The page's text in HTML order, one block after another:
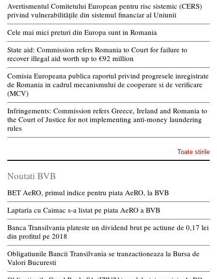
Avertismentul Comitetului European pentru risc sistemic (CERS)
privind vulnerabilitățile din sistemul financiar al Uniunii
Cele mai mici preturi din Europa sunt in Romania
State aid: Commission refers Romania to Court for failure to
recover illegal aid worth up to €92 million
Comisia Europeana publica raportul privind progresele inregistrate
de Romania in cadrul mecanismului de cooperare si de verificare
(MCV)
Infringements: Commission refers Greece, Ireland and Romania to
the Court of Justice for not implementing anti-money laundering
rules
Toate stirile
Noutati BVB
BET AeRO, primul indice pentru piata AeRO, la BVB
Laptaria cu Caimac s-a listat pe piata AeRO a BVB
Banca Transilvania plateste un dividend brut pe actiune de 0,17 lei
din profitul pe 2018
Obligatiunile Bancii Transilvania se tranzactioneaza la Bursa de
Valori Bucuresti